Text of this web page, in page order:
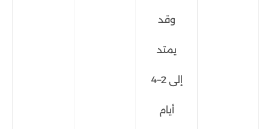
وقد
يمتد
إلى 2–4
أيام